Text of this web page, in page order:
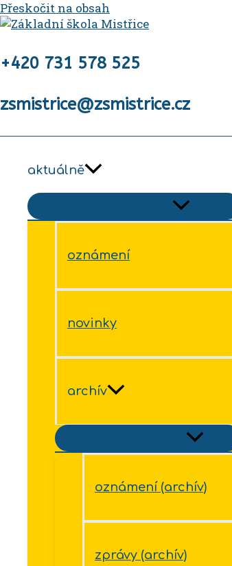
Přeskočit na obsah
+420 731 578 525
zsmistrice@zsmistrice.cz
aktuálně
oznámení
novinky
archív
oznámení (archív)
zprávy (archív)